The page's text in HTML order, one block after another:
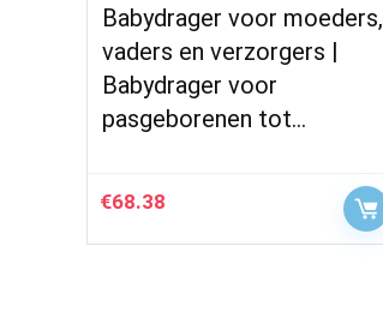
Babydrager voor moeders,
vaders en verzorgers |
Babydrager voor
pasgeborenen tot…
€68.38